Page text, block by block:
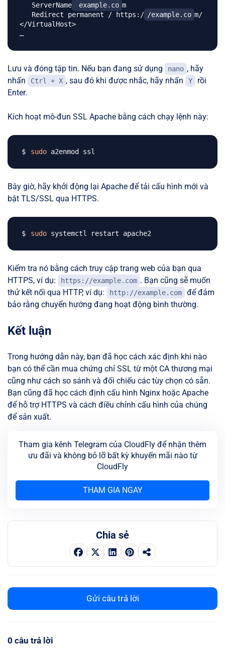
   ServerName
example.co m
   Redirect permanent / https:/
/example.co m/
</VirtualHost>
Lưu và đóng tập tin. Nếu bạn đang sử dụng nano , hãy
nhấn
Ctrl + X , sau đó khi được nhắc, hãy nhấn Y
rồi
Enter.
Kích hoạt mô-đun SSL Apache bằng cách chạy lệnh này:
sudo
Bây giờ, hãy khởi động lại Apache để tải cấu hình mới và
bật TLS/SSL qua HTTPS.
sudo
Kiểm tra nó bằng cách truy cập trang web của bạn qua
HTTPS, ví dụ:
https://example.com . Bạn cũng sẽ muốn
thử kết nối qua HTTP, ví dụ:
http://example.com
để đảm
bảo rằng chuyển hướng đang hoạt động bình thường.
Kết luận
Trong hướng dẫn này, bạn đã học cách xác định khi nào
bạn có thể cần mua chứng chỉ SSL từ một CA thương mại
cũng như cách so sánh và đối chiếu các tùy chọn có sẵn.
Bạn cũng đã học cách định cấu hình Nginx hoặc Apache
để hỗ trợ HTTPS và cách điều chỉnh cấu hình của chúng
để sản xuất.
Tham gia kênh Telegram của CloudFly để nhận thêm
ưu đãi và không bỏ lỡ bất kỳ khuyến mãi nào từ
CloudFly
THAM GIA NGAY
Chia sẻ
Gửi câu trả lời
0 câu trả lời